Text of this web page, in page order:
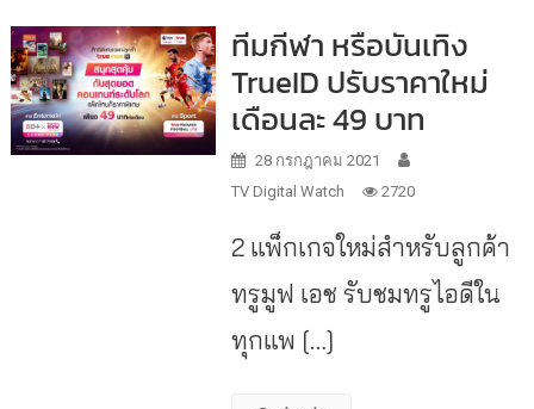
ทีมกีฬา หรือบันเทิง
TrueID ปรับราคาใหม่
เดือนละ 49 บาท
28 กรกฎาคม 2021
TV Digital Watch
2720
2 แพ็กเกจใหม่สำหรับลูกค้า
ทรูมูฟ เอช รับชมทรูไอดีใน
ทุกแพ […]